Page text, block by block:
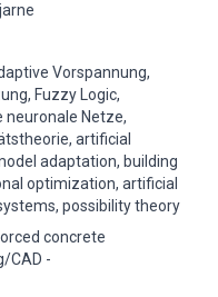
Vorspannung,
Fuzzy Logic,
neuronale Netze,
artificial
adaptation, building
optimization, artificial
possibility theory
concrete
CAD -